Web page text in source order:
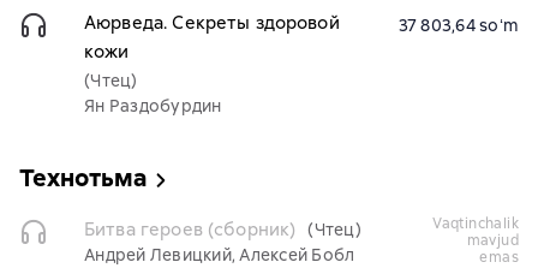
Аюрведа. Секреты здоровой
кожи
(Чтец)
Ян Раздобурдин
37 803,64 soʻm
Технотьма
Битва героев (сборник)
(Чтец)
Андрей Левицкий, Алексей Бобл
vaqtinchalik
mavjud
emas